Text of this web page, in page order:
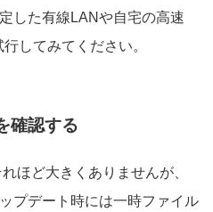
した有線LANや自宅の高速
してみてください。
確認する
ほど大きくありませんが、
プデート時には一時ファイル